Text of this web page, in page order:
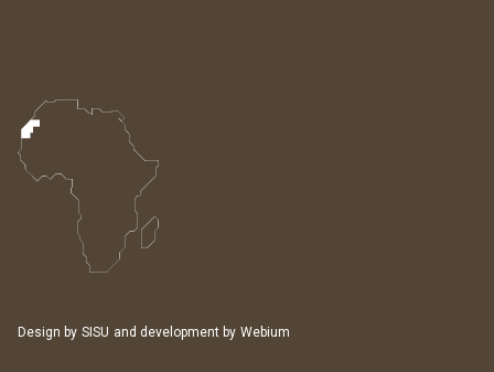
Design by SISU and development by Webium